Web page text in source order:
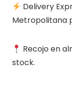
Delivery
Metropolitana
Recojo en
stock.